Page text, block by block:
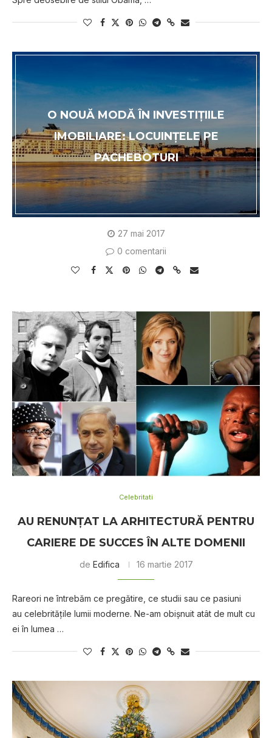
O NOUĂ MODĂ ÎN INVESTIŢIILE
IMOBILIARE: LOCUINŢELE PE
PACHEBOTURI
27 mai 2017
0 comentarii
Celebritati
AU RENUNŢAT LA ARHITECTURĂ PENTRU
CARIERE DE SUCCES ÎN ALTE DOMENII
de Edifica 16 martie 2017
Rareori ne întrebăm ce pregătire, ce studii sau ce pasiuni
au celebrităţile lumii moderne. Ne-am obişnuit atât de mult cu
ei în lumea …